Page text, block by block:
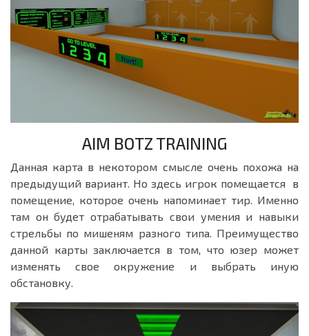
AIM BOTZ TRAINING
Данная карта в некотором смысле очень похожа на
предыдущий вариант. Но здесь игрок помещается в
помещение, которое очень напоминает тир. Именно
там он будет отрабатывать свои умения и навыки
стрельбы по мишеням разного типа. Преимущество
данной карты заключается в том, что юзер может
изменять свое окружение и выбрать иную
обстановку.